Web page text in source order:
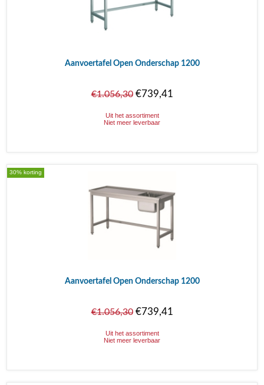
Aanvoertafel Open Onderschap 1200
€1.056,30€739,41
Uit het assortiment
Niet meer leverbaar
30% korting
Aanvoertafel Open Onderschap 1200
€1.056,30€739,41
Uit het assortiment
Niet meer leverbaar